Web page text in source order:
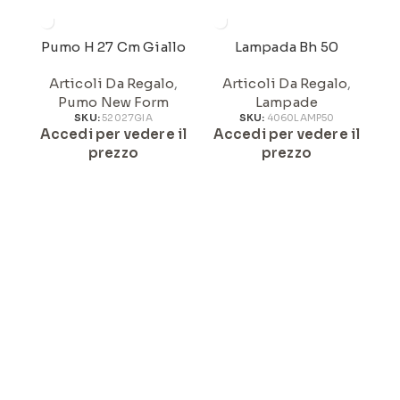
Pumo H 27 Cm Giallo
Articoli Da Regalo,
Pumo New Form
SKU:52027GIA
Accedi per vedere il
prezzo
Lampada Bh 50
Articoli Da Regalo,
Lampade
SKU: 4060LAMP50
Accedi per vedere il
prezzo